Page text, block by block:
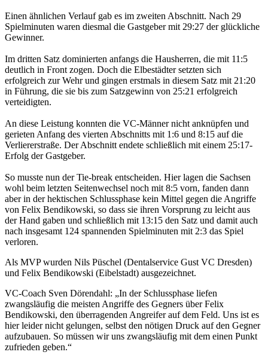
Einen ähnlichen Verlauf gab es im zweiten Abschnitt. Nach 29
Spielminuten waren diesmal die Gastgeber mit 29:27 der glückliche
Gewinner.
Im dritten Satz dominierten anfangs die Hausherren, die mit 11:5
deutlich in Front zogen. Doch die Elbestädter setzten sich
erfolgreich zur Wehr und gingen erstmals in diesem Satz mit 21:20
in Führung, die sie bis zum Satzgewinn von 25:21 erfolgreich
verteidigten.
An diese Leistung konnten die VC-Männer nicht anknüpfen und
gerieten Anfang des vierten Abschnitts mit 1:6 und 8:15 auf die
Verliererstraße. Der Abschnitt endete schließlich mit einem 25:17-
Erfolg der Gastgeber.
So musste nun der Tie-break entscheiden. Hier lagen die Sachsen
wohl beim letzten Seitenwechsel noch mit 8:5 vorn, fanden dann
aber in der hektischen Schlussphase kein Mittel gegen die Angriffe
von Felix Bendikowski, so dass sie ihren Vorsprung zu leicht aus
der Hand gaben und schließlich mit 13:15 den Satz und damit auch
nach insgesamt 124 spannenden Spielminuten mit 2:3 das Spiel
verloren.
Als MVP wurden Nils Püschel (Dentalservice Gust VC Dresden)
und Felix Bendikowski (Eibelstadt) ausgezeichnet.
VC-Coach Sven Dörendahl: „In der Schlussphase liefen
zwangsläufig die meisten Angriffe des Gegners über Felix
Bendikowski, den überragenden Angreifer auf dem Feld. Uns ist es
hier leider nicht gelungen, selbst den nötigen Druck auf den Gegner
aufzubauen. So müssen wir uns zwangsläufig mit dem einen Punkt
zufrieden geben.“